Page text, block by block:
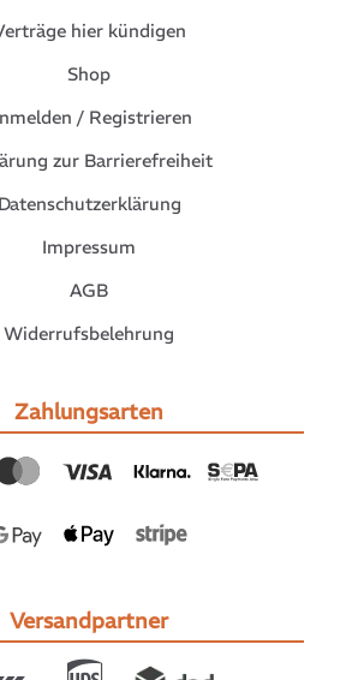
hier kündigen
Shop
/ Registrieren
zur Barrierefreiheit
Datenschutzerklärung
Impressum
AGB
Widerrufsbelehrung
Zahlungsarten
Versandpartner